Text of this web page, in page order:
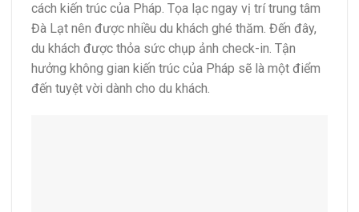
cách kiến trúc của Pháp. Tọa lạc ngay vị trí trung tâm
Đà Lạt nên được nhiều du khách ghé thăm. Đến đây,
du khách được thỏa sức chụp ảnh check-in. Tận
hưởng không gian kiến trúc của Pháp sẽ là một điểm
đến tuyệt vời dành cho du khách.